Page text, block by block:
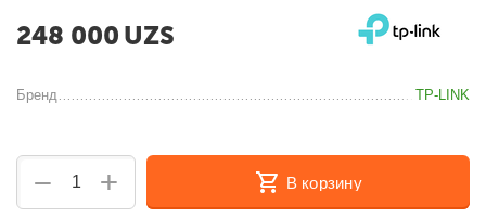
248 000 UZS
Бренд TP-LINK
+
− В корзину